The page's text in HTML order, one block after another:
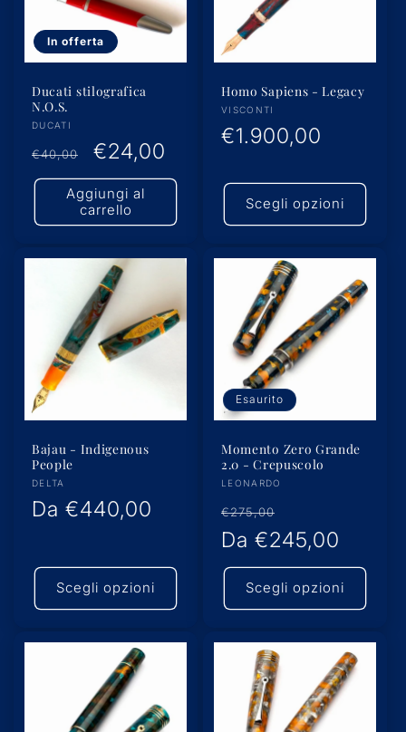
In offerta
Ducati stilografica
N.O.S.
Produttore:
DUCATI
Prezzo
di
listino
€40,00
Prezzo
scontato
€24,00
Aggiungi al
carrello
Homo Sapiens - Legacy
Produttore:
VISCONTI
Prezzo
listino
€1.900,00
Scegli opzioni
Bajau - Indigenous
People
Produttore:
DELTA
Prezzo
listino
Da €440,00
Scegli opzioni
Esaurito
Momento Zero Grande
2.0 - Crepuscolo
Produttore:
LEONARDO
Prezzo
di
listino
€275,00
scontato
Da €245,00
Scegli opzioni